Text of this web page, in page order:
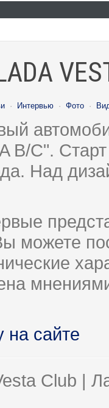
· Интервью · Фото ·
B/C".
Над
можете
на сайте
Club |